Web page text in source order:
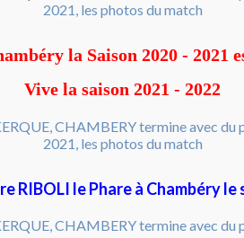
la Saison 2020 - 2021
Vive la saison 2021 - 2022
RIBOLI le Phare à Chambéry le